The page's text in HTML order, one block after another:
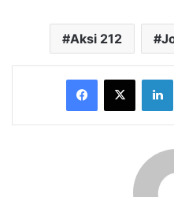
Aksi 212
Facebook
X